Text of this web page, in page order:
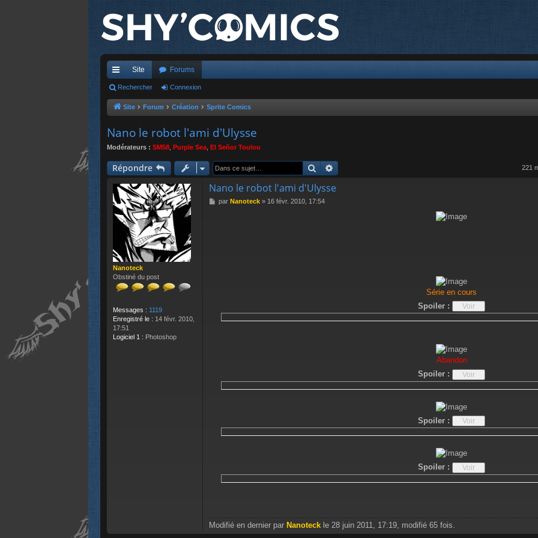
cc
ès
de
Site Forums
Rechercher Connexion
Site Forum Création Sprite Comics
Nano le robot l'ami d'Ulysse
Modérateurs : SM58 Purple Sea El Señor Toulou
Répondre Rechercher 221
Nanoteck
Obstiné du post
Messages : 1119
Enregistré le : 14 févr. 2010,
17:51
Logiciel 1 : Photoshop
Nano le robot l'ami d'Ulysse
M
par Nanoteck» 16 févr. 2010, 17:54
Série en cours
Spoiler :
Abandon
Spoiler :
Spoiler :
Spoiler :
Modifié en dernier par Nanoteck le 28 juin 2011, 17:19, modifié 65 fois.